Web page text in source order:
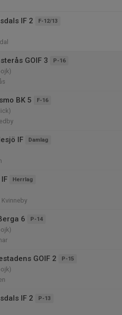
IF 2 F-12/13
GOIF 3 P-16
BK 5 F-16
IF Damlag
Herrlag
Kvinneby
6 P-14
GOIF 2 P-15
IF 2 P-13